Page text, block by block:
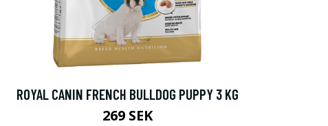
ROYAL CANIN FRENCH BULLDOG PUPPY 3 KG
269 SEK